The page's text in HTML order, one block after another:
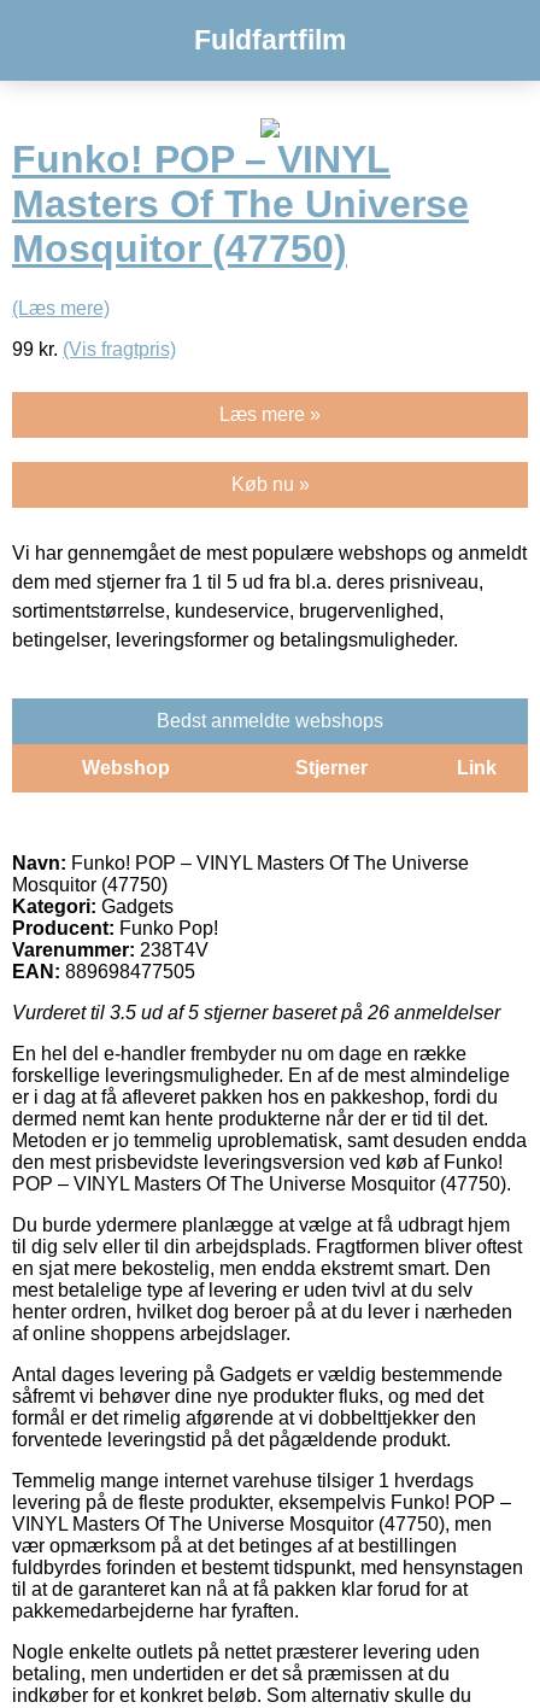
Fuldfartfilm
Funko! POP – VINYL
Masters Of The Universe
Mosquitor (47750)
(Læs mere)
99 kr. (Vis fragtpris)
Læs mere »
Køb nu »
Vi har gennemgået de mest populære webshops og anmeldt
dem med stjerner fra 1 til 5 ud fra bl.a. deres prisniveau,
sortimentstørrelse, kundeservice, brugervenlighed,
betingelser, leveringsformer og betalingsmuligheder.
Bedst anmeldte webshops
Webshop Stjerner Link
Navn: Funko! POP – VINYL Masters Of The Universe
Mosquitor (47750)
Kategori: Gadgets
Producent: Funko Pop!
Varenummer: 238T4V
EAN: 889698477505
Vurderet til 3.5 ud af 5 stjerner baseret på 26 anmeldelser
En hel del e-handler frembyder nu om dage en række
forskellige leveringsmuligheder. En af de mest almindelige
er i dag at få afleveret pakken hos en pakkeshop, fordi du
dermed nemt kan hente produkterne når der er tid til det.
Metoden er jo temmelig uproblematisk, samt desuden endda
den mest prisbevidste leveringsversion ved køb af Funko!
POP – VINYL Masters Of The Universe Mosquitor (47750).
Du burde ydermere planlægge at vælge at få udbragt hjem
til dig selv eller til din arbejdsplads. Fragtformen bliver oftest
en sjat mere bekostelig, men endda ekstremt smart. Den
mest betalelige type af levering er uden tvivl at du selv
henter ordren, hvilket dog beroer på at du lever i nærheden
af online shoppens arbejdslager.
Antal dages levering på Gadgets er vældig bestemmende
såfremt vi behøver dine nye produkter fluks, og med det
formål er det rimelig afgørende at vi dobbelttjekker den
forventede leveringstid på det pågældende produkt.
Temmelig mange internet varehuse tilsiger 1 hverdags
levering på de fleste produkter, eksempelvis Funko! POP –
VINYL Masters Of The Universe Mosquitor (47750), men
vær opmærksom på at det betinges af at bestillingen
fuldbyrdes forinden et bestemt tidspunkt, med hensynstagen
til at de garanteret kan nå at få pakken klar forud for at
pakkemedarbejderne har fyraften.
Nogle enkelte outlets på nettet præsterer levering uden
betaling, men undertiden er det så præmissen at du
indkøber for et konkret beløb. Som alternativ skulle du